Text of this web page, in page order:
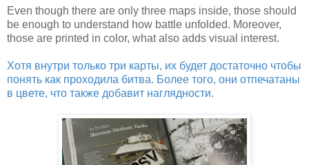
Even though there are only three maps inside, those should
be enough to understand how battle unfolded. Moreover,
those are printed in color, what also adds visual interest.
Хотя внутри только три карты, их будет достаточно чтобы
понять как проходила битва. Более того, они отпечатаны
в цвете, что также добавит наглядности.